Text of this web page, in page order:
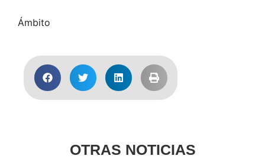
Ámbito
OTRAS NOTICIAS